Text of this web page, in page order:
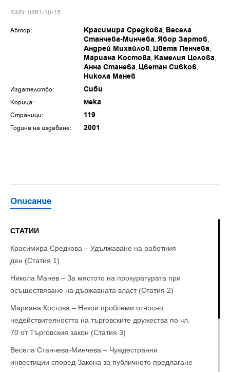
ISBN: 0861-18-15
Автор: Красимира Средкова Весела
Станчева-Минчева Явор Зартов
Андрей Михайлов Цвета Пенчева
Мариана Костова Камелия Цолова
Анна Станева Цветан Сивков
Никола Манев
Издателство: Сиби
Корица: мека
Страници: 119
Година на издаване: 2001
Описание
СТАТИИ
Красимира Средкова – Удължаване на работния
ден (Статия 1)
Никола Манев – За мястото на прокуратурата при
осъществяване на държавната власт (Статия 2)
Мариана Костова – Някои проблеми относно
недействителността на търговските дружества по чл.
70 от Търговския закон (Статия 3)
Весела Станчева-Минчева – Чуждестранни
инвестиции според Закона за публичното предлагане